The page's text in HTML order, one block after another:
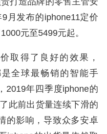
月发布的iphone11定价
元至5499元起。
取得了良好的效果，
全球最畅销的智能手
2019年四季度iphone的
此前出货量连续下滑的
的影响，导致众多安卓